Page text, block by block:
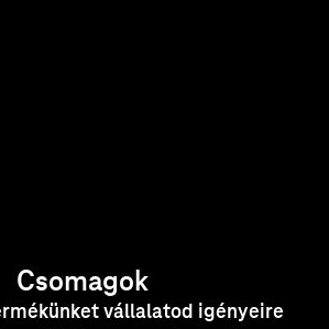
Csomagok
vállalatod igényeire